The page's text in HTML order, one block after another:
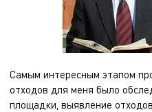
Самым интересным этапом
отходов для меня было
площадки, выявление